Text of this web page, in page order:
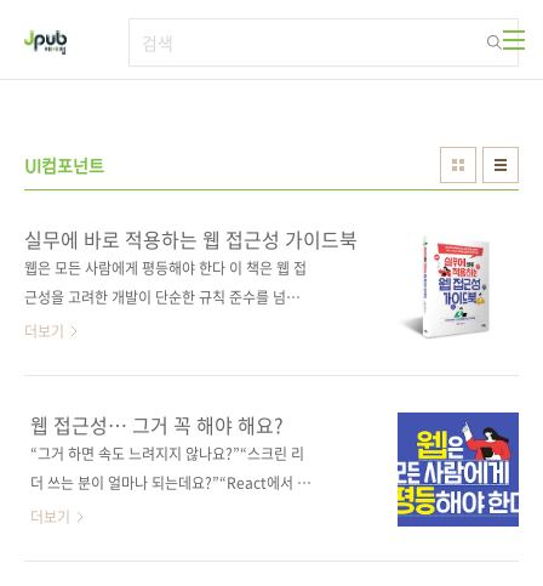
UI컴포넌트
실무에 바로 적용하는 웹 접근성 가이드북
웹은 모든 사람에게 평등해야 한다 이 책은 웹 접
근성을 고려한 개발이 단순한 규칙 준수를 넘어,
모든 사용자가 편리하게 웹을 이용할 수 있도록
법, 리액트 실습 예제를 체계적으로 정리했으며,
API 문서처럼 활용할 수 있는 참고 자료까지 포
함해 실무에서 곧바로 적용할 수 있도록 구성했
이미 경험이 있는 개발자에게도 더 나은 사용자
경험을 제공하는 방법과 실무 적용 노하우를 제
더보기
웹 접근성… 그거 꼭 해야 해요?
“그거 하면 속도 느려지지 않나요?”“스크린 리
더 쓰는 분이 얼마나 되는데요?”“React에서 접
근성 신경 쓰는 사람 진짜 있나요?” 자주 듣는 질
더보기